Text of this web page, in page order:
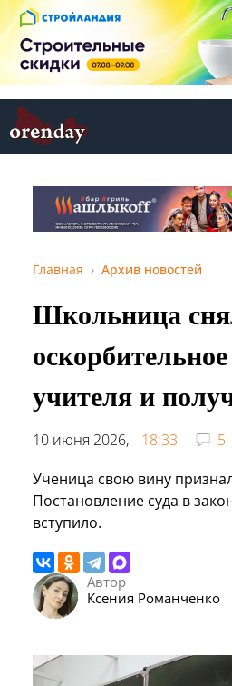
Главная Архив новостей
Школьница
учителя и
10 июня 2026, 18:33
5
Ученица свою вину
Постановление суда в
вступило.
Автор
Ксения Романченко